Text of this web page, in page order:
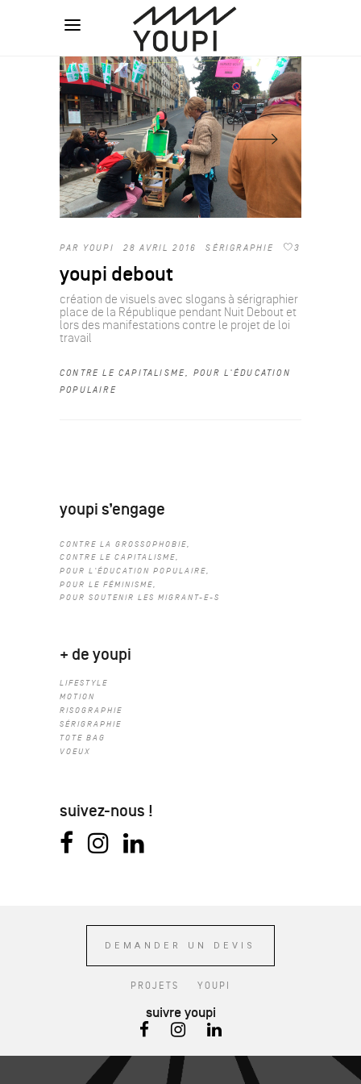
PAR YOUPI 28 AVRIL 2016 SÉRIGRAPHIE 3
youpi debout
création de visuels avec slogans à sérigraphier
place de la République pendant Nuit Debout et
lors des manifestations contre le projet de loi
travail
CONTRE LE CAPITALISME, POUR L'ÉDUCATION
POPULAIRE
youpi s’engage
CONTRE LA GROSSOPHOBIE
CONTRE LE CAPITALISME
POUR L'ÉDUCATION POPULAIRE
POUR LE FÉMINISME
POUR SOUTENIR LES MIGRANT-E-S
+ de youpi
LIFESTYLE
MOTION
RISOGRAPHIE
SÉRIGRAPHIE
TOTE BAG
VOEUX
suivez-nous !
DEMANDER UN DEVIS
PROJETS YOUPI
suivre youpi